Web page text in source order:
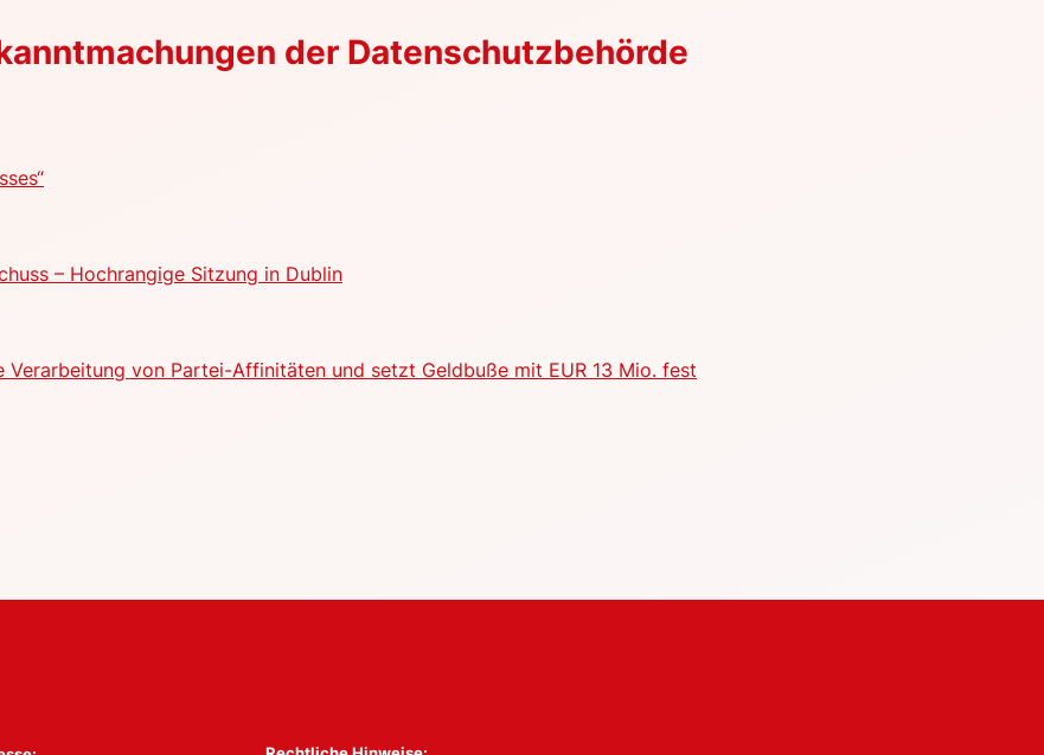
der Datenschutzbehörde
– Hochrangige Sitzung in Dublin
von Partei-Affinitäten und setzt Geldbuße mit EUR 13 Mio. fest